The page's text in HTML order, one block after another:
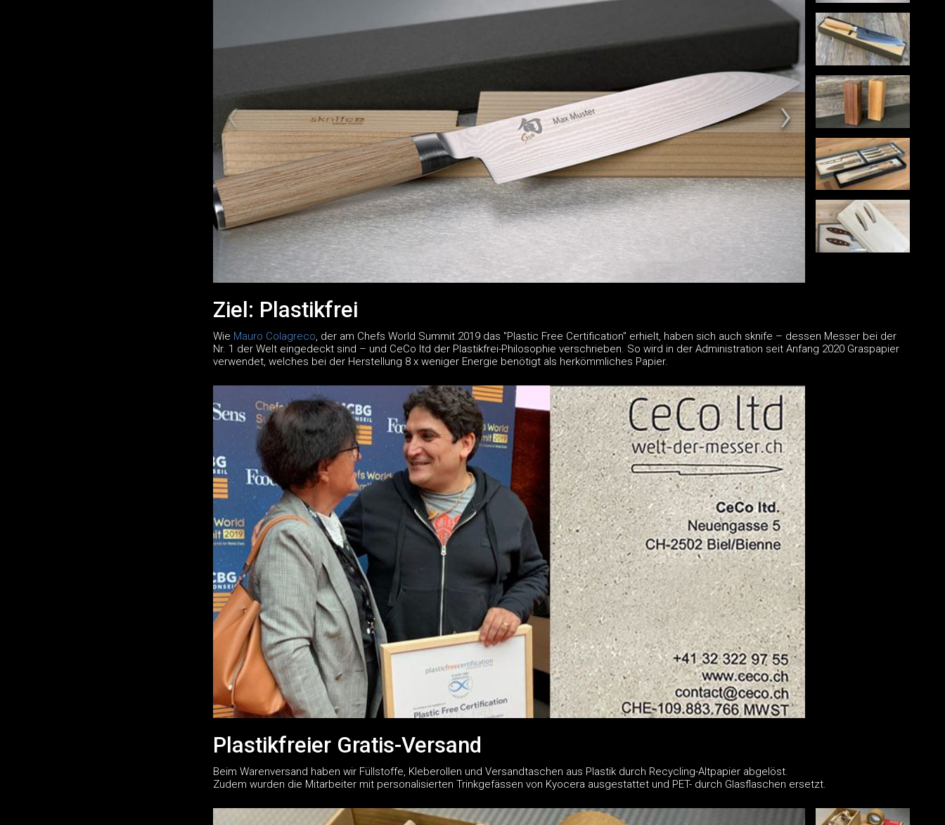
Ziel: Plastikfrei
Wie Mauro Colagreco, der am Chefs World Summit 2019 das "Plastic Free Certification" erhielt, haben sich auch sknife – dessen Messer bei der
Nr. 1 der Welt eingedeckt sind – und CeCo ltd der Plastikfrei-Philosophie verschrieben. So wird in der Administration seit Anfang 2020 Graspapier
verwendet, welches bei der Herstellung 8 x weniger Energie benötigt als herkömmliches Papier.
Plastikfreier Gratis-Versand
Beim Warenversand haben wir Füllstoffe, Kleberollen und Versandtaschen aus Plastik durch Recycling-Altpapier abgelöst.
Zudem wurden die Mitarbeiter mit personalisierten Trinkgefässen von Kyocera ausgestattet und PET- durch Glasflaschen ersetzt.